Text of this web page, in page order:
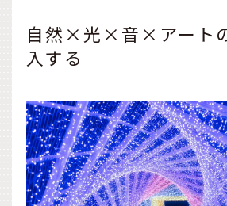
自然×光×音×アート
入する